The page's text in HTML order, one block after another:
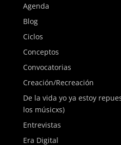
Agenda
Blog
Ciclos
Conceptos
Convocatorias
Creación/Recreación
De la vida yo ya estoy
los músicxs)
Entrevistas
Era Digital